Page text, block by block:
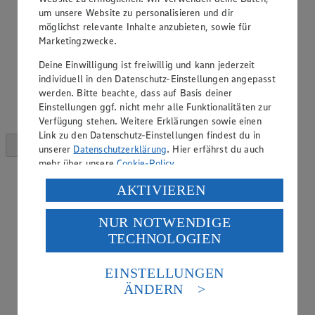
um unsere Website zu personalisieren und dir
möglichst relevante Inhalte anzubieten, sowie für
Marketingzwecke.
Deine Einwilligung ist freiwillig und kann jederzeit
individuell in den Datenschutz-Einstellungen angepasst
werden. Bitte beachte, dass auf Basis deiner
Einstellungen ggf. nicht mehr alle Funktionalitäten zur
Verfügung stehen. Weitere Erklärungen sowie einen
Link zu den Datenschutz-Einstellungen findest du in
unserer Datenschutzerklärung. Hier erfährst du auch
mehr über unsereCookie-Policy.
Verarbeitung deiner personenbezogenen Daten in den
USA durch Facebook und YouTube:
Wenn du auf „Aktivieren“ klickst, willigst du im Sinne
des Art. 49 Abs. 1 Satz 1 lit. a) DSGVO ein, dass deine
Daten in den USA verarbeitet werden. Der EuGH sieht
die USA als Land mit einem nach europäischen
Standards nicht angemessenen Datenschutzniveau an.
Es besteht das Risiko eines Zugriffs durch US-
AKTIVIEREN
NUR NOTWENDIGE
TECHNOLOGIEN
EINSTELLUNGEN
ÄNDERN